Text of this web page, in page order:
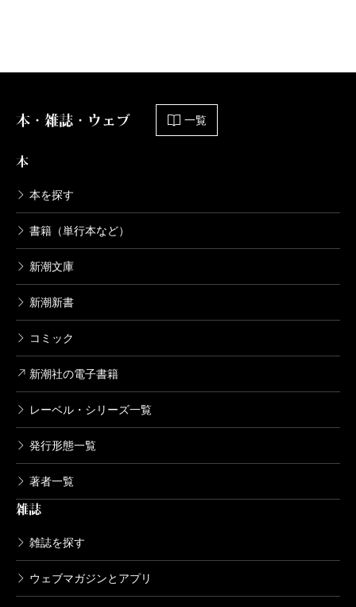
本・雑誌・ウェブ 一覧
本
本を探す
書籍（単行本など）
新潮文庫
新潮新書
コミック
新潮社の電子書籍
レーベル・シリーズ一覧
発行形態一覧
著者一覧
雑誌
雑誌を探す
ウェブマガジンとアプリ